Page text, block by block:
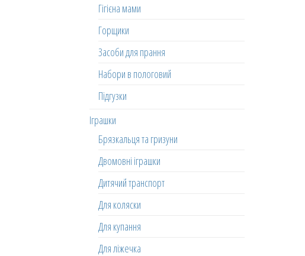
Гігієна мами
Горщики
Засоби для прання
Набори в пологовий
Підгузки
Іграшки
Брязкальця та гризуни
Двомовні іграшки
Дитячий транспорт
Для коляски
Для купання
Для ліжечка